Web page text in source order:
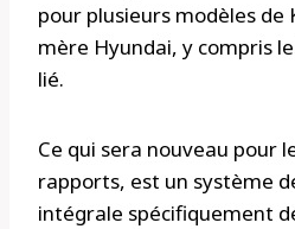
pour plusieurs modèles de
mère Hyundai, y compris
lié.
Ce qui sera nouveau pour
rapports, est un système
intégrale spécifiquement